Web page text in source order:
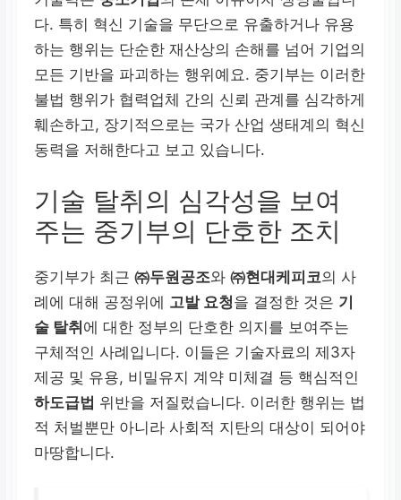
다. 특히 혁신 기술을 무단으로 유출하거나 유용
하는 행위는 단순한 재산상의 손해를 넘어 기업의
모든 기반을 파괴하는 행위예요. 중기부는 이러한
불법 행위가 협력업체 간의 신뢰 관계를 심각하게
훼손하고, 장기적으로는 국가 산업 생태계의 혁신
동력을 저해한다고 보고 있습니다.
기술 탈취의 심각성을 보여
주는 중기부의 단호한 조치
중기부가 최근㈜두원공조와㈜현대케피코의 사
례에 대해 공정위에 고발 요청을 결정한 것은 기
술 탈취에 대한 정부의 단호한 의지를 보여주는
구체적인 사례입니다. 이들은 기술자료의 제3자
제공 및 유용, 비밀유지 계약 미체결 등 핵심적인
하도급법 위반을 저질렀습니다. 이러한 행위는 법
적 처벌뿐만 아니라 사회적 지탄의 대상이 되어야
마땅합니다.